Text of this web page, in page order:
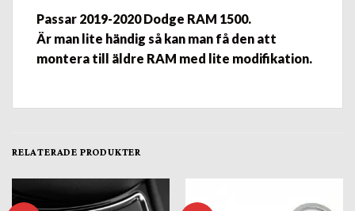
Passar 2019-2020 Dodge RAM 1500.
Är man lite händig så kan man få den att
montera till äldre RAM med lite modifikation.
RELATERADE PRODUKTER